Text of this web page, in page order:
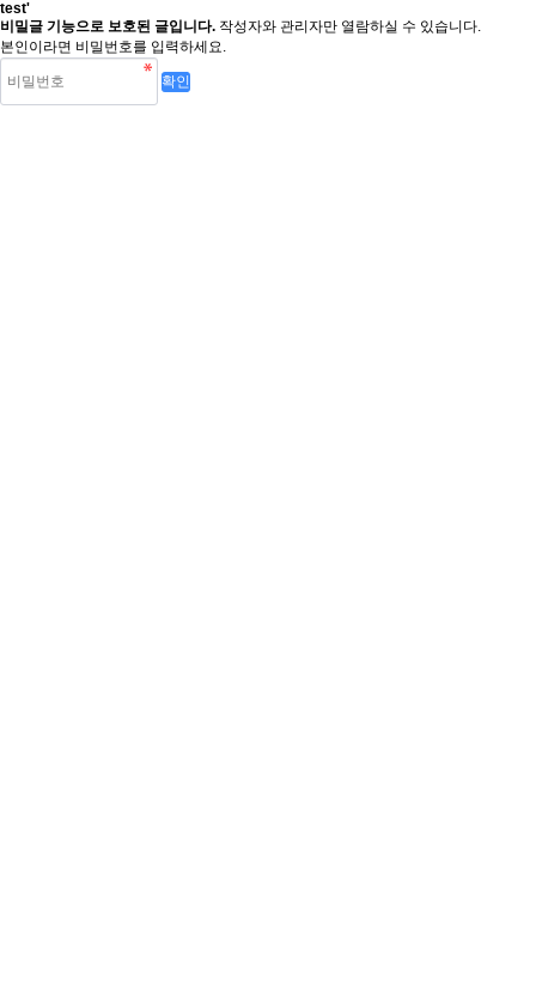
test'
비밀글 기능으로 보호된 글입니다. 작성자와 관리자만 열람하실 수 있습니다.
본인이라면 비밀번호를 입력하세요.